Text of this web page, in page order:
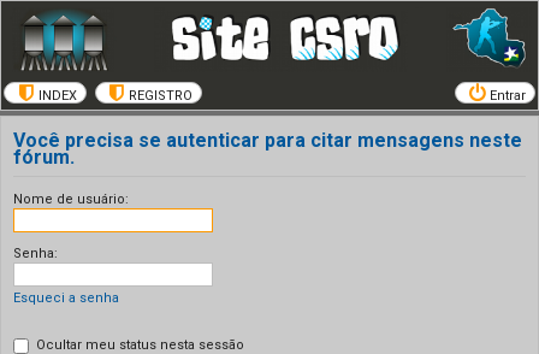
INDEX REGISTRO Entrar
Você precisa se autenticar para citar mensagens neste
fórum.
Nome de usuário:
Senha:
Esqueci a senha
Ocultar meu status nesta sessão